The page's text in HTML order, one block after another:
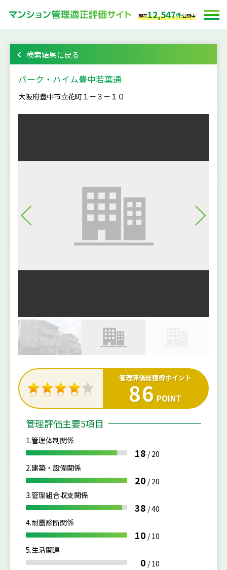
現在12,547件公開中
検索結果に戻る
パーク・ハイム豊中若葉通
大阪府豊中市立花町１－３－１０
管理評価総獲得ポイント
86 POINT
管理評価主要5項目
1.管理体制関係
18 /20
2.建築・設備関係
20 /20
3.管理組合収支関係
38 /40
4.耐震診断関係
10 /10
5.生活関連
0 /10